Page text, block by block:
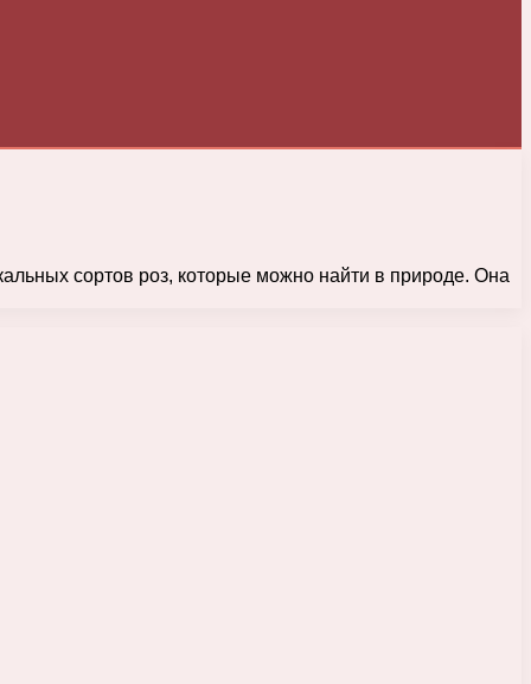
сортов роз, которые можно найти в природе. Она